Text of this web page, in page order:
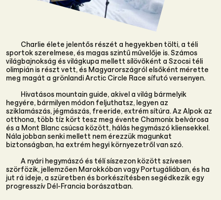
Charlie élete jelentős részét a hegyekben tölti, a téli
sportok szerelmese, és magas szintű művelője is. Számos
világbajnokság és világkupa mellett sílövőként a Szocsi téli
olimpián is részt vett, és Magyarországról elsőként mérette
meg magát a grönlandi Arctic Circle Race sífutó versenyen.
Hivatásos mountain guide, akivel a világ bármelyik
hegyére, bármilyen módon feljuthatsz, legyen az
sziklamászás, jégmászás, freeride, extrém sítúra. Az Alpok az
otthona, több tíz kört tesz meg évente Chamonix belvárosa
és a Mont Blanc csúcsa között, hálás hegymászó kliensekkel.
Nála jobban senki mellett nem érezzük magunkat
biztonságban, ha extrém hegyi környezetről van szó.
A nyári hegymászó és télí síszezon között szívesen
szörfözik, jellemzően Marokkóban vagy Portugáliában, és ha
jut rá ideje, a szüretben és borkészítésben segédkezik egy
progresszív Dél-Francia borászatban.